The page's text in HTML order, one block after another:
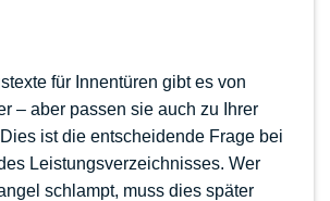
für Innentüren gibt es von
– aber passen sie auch zu Ihrer
ist die entscheidende Frage bei
Leistungsverzeichnisses. Wer
schlampt, muss dies später